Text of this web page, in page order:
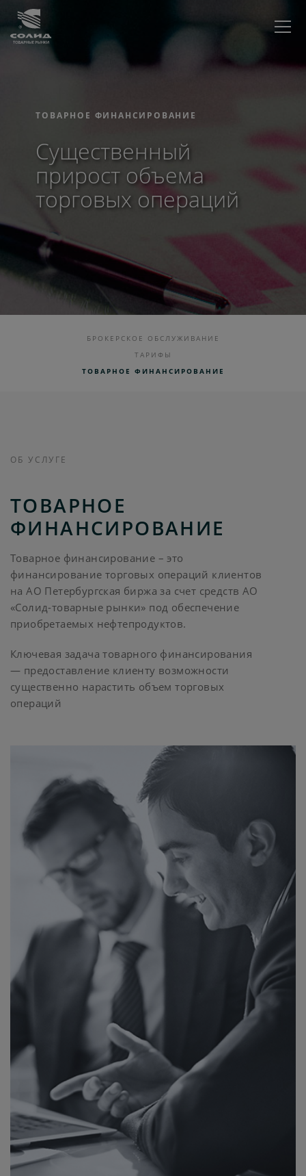
ТОВАРНОЕ ФИНАНСИРОВАНИЕ
Существенный
прирост объема
торговых операций
БРОКЕРСКОЕ ОБСЛУЖИВАНИЕ
ТАРИФЫ
ТОВАРНОЕ ФИНАНСИРОВАНИЕ
ОБ УСЛУГЕ
ТОВАРНОЕ
ФИНАНСИРОВАНИЕ
Товарное финансирование – это
финансирование торговых операций клиентов
на АО Петербургская биржа за счет средств АО
«Солид-товарные рынки» под обеспечение
приобретаемых нефтепродуктов.
Ключевая задача товарного финансирования
— предоставление клиенту возможности
существенно нарастить объем торговых
операций